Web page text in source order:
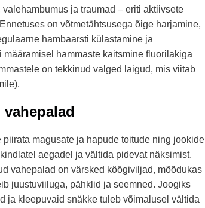
ja traumad – eriti aktiivsete
on võtmetähtsusega õige harjamine,
hambaarsti külastamine ja
hammaste kaitsmine fluorilakiga
on tekkinud valged laigud, mis viitab
magusate ja hapude toitude ning jookide
aegadel ja vältida pidevat näksimist.
vahepalad on värsked köögiviljad, mõõdukas
juustuviiluga, pähklid ja seemned. Joogiks
ja kleepuvaid snäkke tuleb võimalusel vältida